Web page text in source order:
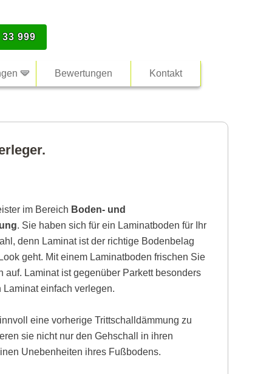
999
Bewertungen Kontakt
im Bereich Boden- und
. Sie haben sich für ein Laminatboden für Ihr
denn Laminat ist der richtige Bodenbelag
geht. Mit einem Laminatboden frischen Sie
Laminat ist gegenüber Parkett besonders
einfach verlegen.
eine vorherige Trittschalldämmung zu
sie nicht nur den Gehschall in ihren
Unebenheiten ihres Fußbodens.